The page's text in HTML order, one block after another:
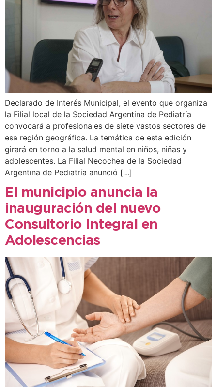
Declarado de Interés Municipal, el evento que organiza
la Filial local de la Sociedad Argentina de Pediatría
convocará a profesionales de siete vastos sectores de
esa región geográfica. La temática de esta edición
girará en torno a la salud mental en niños, niñas y
adolescentes. La Filial Necochea de la Sociedad
Argentina de Pediatría anunció […]
El municipio anuncia la
inauguración del nuevo
Consultorio Integral en
Adolescencias